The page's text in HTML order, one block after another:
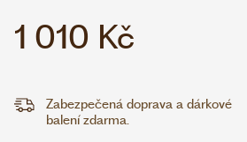
1 010 Kč
Zabezpečená doprava a dárkové
balení zdarma.